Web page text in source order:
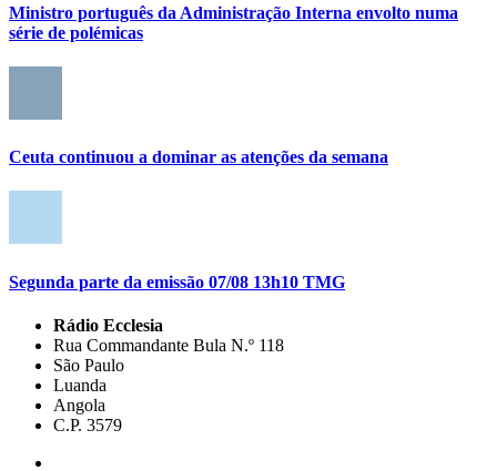
Ministro português da Administração Interna envolto numa
série de polémicas
Ceuta continuou a dominar as atenções da semana
Segunda parte da emissão 07/08 13h10 TMG
Rádio Ecclesia
Rua Commandante Bula N.º 118
São Paulo
Luanda
Angola
C.P. 3579